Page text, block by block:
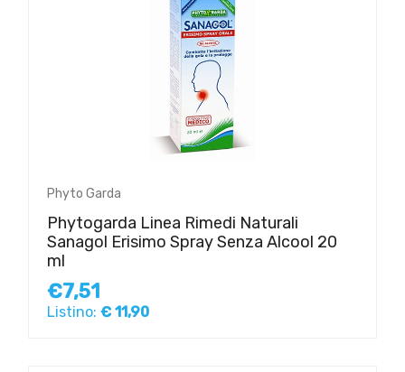
Phyto Garda
Phytogarda Linea Rimedi Naturali
Sanagol Erisimo Spray Senza Alcool 20
ml
€7,51
Listino: € 11,90